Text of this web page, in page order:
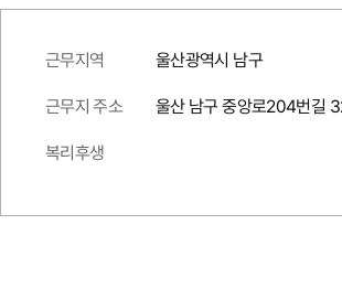
근무지역 울산광역시 남구
근무지 주소 울산 남구 중앙로204번길
복리후생